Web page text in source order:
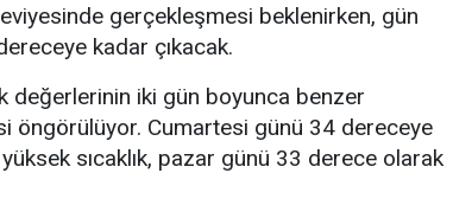
gerçekleşmesi beklenirken, gün
kadar çıkacak.
değerlerinin iki gün boyunca benzer
öngörülüyor. Cumartesi günü 34 dereceye
sıcaklık, pazar günü 33 derece olarak